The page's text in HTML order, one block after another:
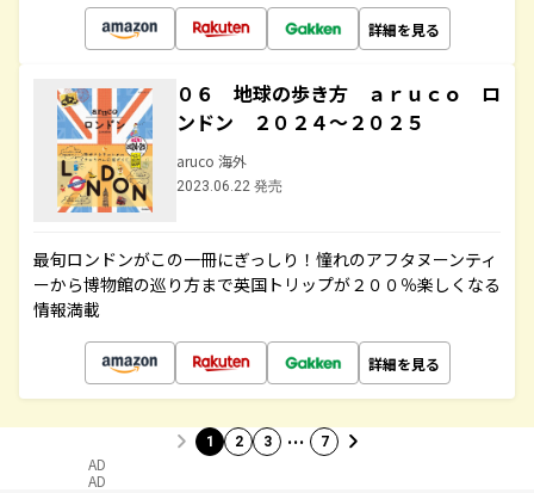
詳細を見る
０６ 地球の歩き方 ａｒｕｃｏ ロ
ンドン ２０２４～２０２５
aruco 海外
2023.06.22 発売
最旬ロンドンがこの一冊にぎっしり！憧れのアフタヌーンティ
ーから博物館の巡り方まで英国トリップが２００％楽しくなる
情報満載
詳細を見る
1 2 3 … 7
AD
AD